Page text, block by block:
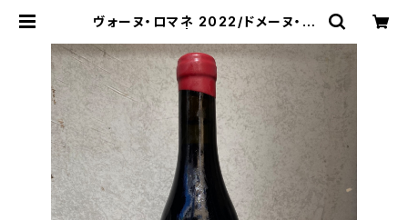
ヴォーヌ・ロマネ 2022/ドメーヌ・ア
e